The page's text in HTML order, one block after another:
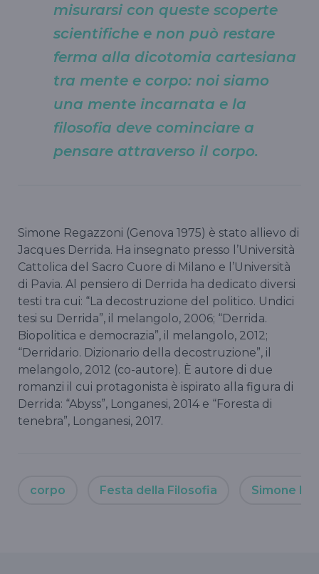
misurarsi con queste scoperte
scientifiche e non può restare
ferma alla dicotomia cartesiana
tra mente e corpo: noi siamo
una mente incarnata e la
filosofia deve cominciare a
pensare attraverso il corpo.
Simone Regazzoni (Genova 1975) è stato allievo di
Jacques Derrida. Ha insegnato presso l’Università
Cattolica del Sacro Cuore di Milano e l’Università
di Pavia. Al pensiero di Derrida ha dedicato diversi
testi tra cui: “La decostruzione del politico. Undici
tesi su Derrida”, il melangolo, 2006; “Derrida.
Biopolitica e democrazia”, il melangolo, 2012;
“Derridario. Dizionario della decostruzione”, il
melangolo, 2012 (co-autore). È autore di due
romanzi il cui protagonista è ispirato alla figura di
Derrida: “Abyss”, Longanesi, 2014 e “Foresta di
tenebra”, Longanesi, 2017.
corpo Festa della Filosofia Simone